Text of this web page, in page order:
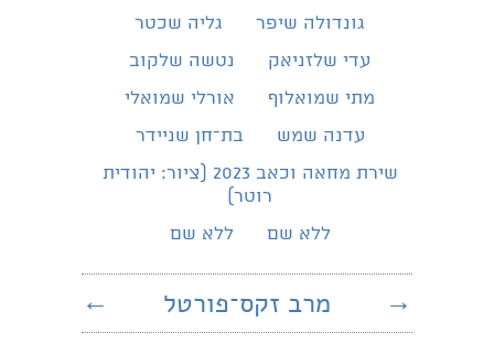
גונדולה שיפר
גליה שכטר
עדי שלזניאק
נטשה שלקוב
מתי שמואלוף
אורלי שמואלי
עדנה שמש
בת־חן שניידר
שירת מחאה וכאב 2023 (ציור: יהודית
רוטר)
ללא שם
ללא שם
מרב זקס־פורטל ← →